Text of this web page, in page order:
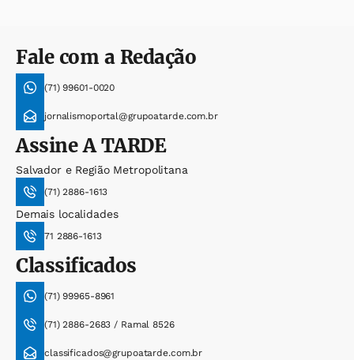
Fale com a Redação
(71) 99601-0020
jornalismoportal@grupoatarde.com.br
AssineA TARDE
Salvador e Região Metropolitana
(71) 2886-1613
Demais localidades
71 2886-1613
Classificados
(71) 99965-8961
(71) 2886-2683 / Ramal 8526
classificados@grupoatarde.com.br